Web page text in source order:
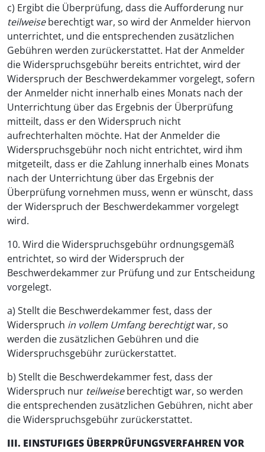
c) Ergibt die Überprüfung, dass die Aufforderung nur
teilweiseberechtigt war, so wird der Anmelder hiervon
unterrichtet, und die entsprechenden zusätzlichen
Gebühren werden zurückerstattet. Hat der Anmelder
die Widerspruchsgebühr bereits entrichtet, wird der
Widerspruch der Beschwerdekammer vorgelegt, sofern
der Anmelder nicht innerhalb eines Monats nach der
Unterrichtung über das Ergebnis der Überprüfung
mitteilt, dass er den Widerspruch nicht
aufrechterhalten möchte. Hat der Anmelder die
Widerspruchsgebühr noch nicht entrichtet, wird ihm
mitgeteilt, dass er die Zahlung innerhalb eines Monats
nach der Unterrichtung über das Ergebnis der
Überprüfung vornehmen muss, wenn er wünscht, dass
der Widerspruch der Beschwerdekammer vorgelegt
wird.
10. Wird die Widerspruchsgebühr ordnungsgemäß
entrichtet, so wird der Widerspruch der
Beschwerdekammer zur Prüfung und zur Entscheidung
vorgelegt.
a) Stellt die Beschwerdekammer fest, dass der
Widerspruch in vollem Umfang berechtigtwar, so
werden die zusätzlichen Gebühren und die
Widerspruchsgebühr zurückerstattet.
b) Stellt die Beschwerdekammer fest, dass der
Widerspruch nur teilweiseberechtigt war, so werden
die entsprechenden zusätzlichen Gebühren, nicht aber
die Widerspruchsgebühr zurückerstattet.
III. EINSTUFIGES ÜBERPRÜFUNGSVERFAHREN VOR